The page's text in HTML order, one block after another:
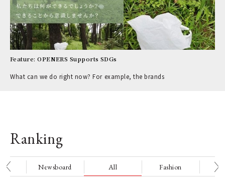
Feature: OPENERS Supports SDGs
What can we do right now? For example, the brands
Ranking
Newsboard All Fashion